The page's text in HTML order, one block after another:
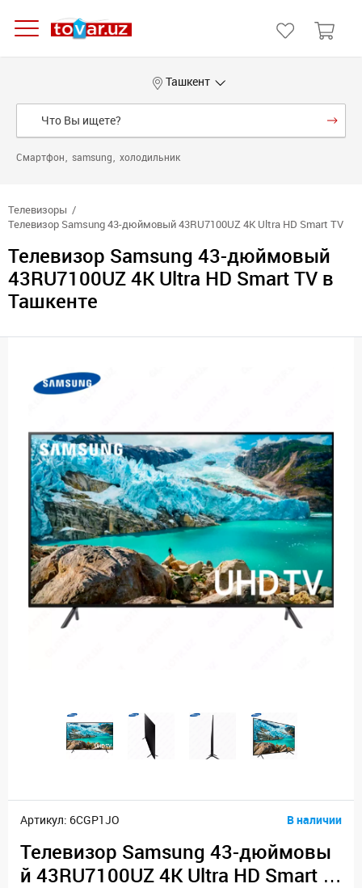
Ташкент
Смартфон samsung холодильник
Телевизоры
Телевизор Samsung 43-дюймовый 43RU7100UZ 4K Ultra HD Smart TV
Телевизор Samsung 43-дюймовый
43RU7100UZ 4K Ultra HD Smart TV в
Ташкенте
Артикул: 6CGP1JO В наличии
Телевизор Samsung 43-дюймовы
й 43RU7100UZ 4K Ultra HD Smart T